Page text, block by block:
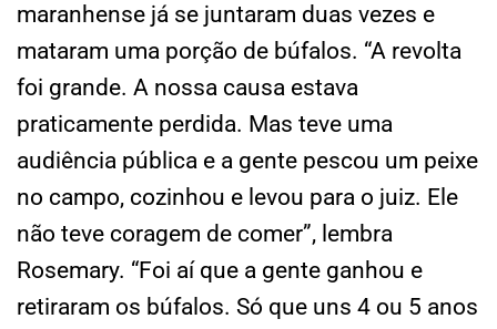
maranhense já se juntaram duas vezes e
mataram uma porção de búfalos. “A revolta
foi grande. A nossa causa estava
praticamente perdida. Mas teve uma
audiência pública e a gente pescou um peixe
no campo, cozinhou e levou para o juiz. Ele
não teve coragem de comer”, lembra
Rosemary. “Foi aí que a gente ganhou e
retiraram os búfalos. Só que uns 4 ou 5 anos